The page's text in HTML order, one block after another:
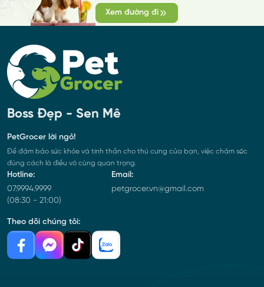
Xem đường đi
Boss Đẹp - Sen Mê
PetGrocer lời ngỏ!
Để đảm bảo sức khỏe và tinh thần cho thú cưng của bạn, việc chăm sóc
đúng cách là điều vô cùng quan trọng.
Hotline:
07.9994.9999
(08:30 - 21:00)
Email:
petgrocer.vn@gmail.com
Theo dõi chúng tôi: